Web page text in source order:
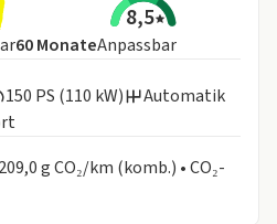
8,5
Laufzeit
60MonateAnpassbar
150 PS (110 kW)
Automatik
g CO₂/km (komb.) • CO₂-